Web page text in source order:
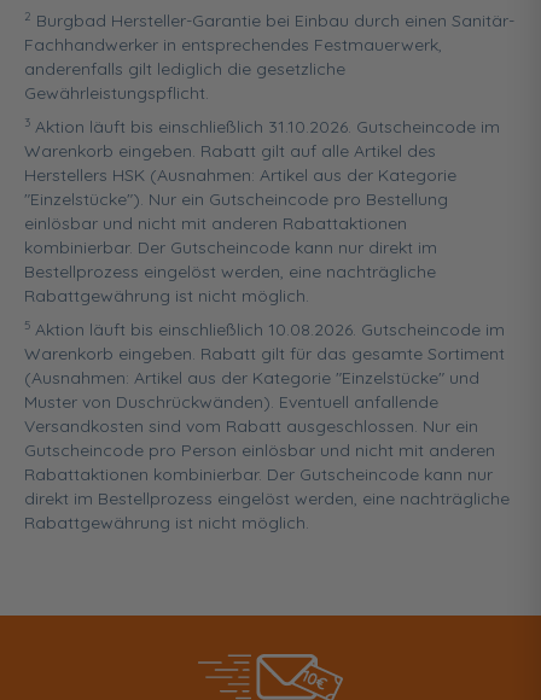
2 Burgbad Hersteller-Garantie bei Einbau durch einen Sanitär-
Fachhandwerker in entsprechendes Festmauerwerk,
anderenfalls gilt lediglich die gesetzliche
Gewährleistungspflicht.
3 Aktion läuft bis einschließlich 31.10.2026. Gutscheincode im
Warenkorb eingeben. Rabatt gilt auf alle Artikel des
Herstellers HSK (Ausnahmen: Artikel aus der Kategorie
"Einzelstücke"). Nur ein Gutscheincode pro Bestellung
einlösbar und nicht mit anderen Rabattaktionen
kombinierbar. Der Gutscheincode kann nur direkt im
Bestellprozess eingelöst werden, eine nachträgliche
Rabattgewährung ist nicht möglich.
5 Aktion läuft bis einschließlich 10.08.2026. Gutscheincode im
Warenkorb eingeben. Rabatt gilt für das gesamte Sortiment
(Ausnahmen: Artikel aus der Kategorie "Einzelstücke" und
Muster von Duschrückwänden). Eventuell anfallende
Versandkosten sind vom Rabatt ausgeschlossen. Nur ein
Gutscheincode pro Person einlösbar und nicht mit anderen
Rabattaktionen kombinierbar. Der Gutscheincode kann nur
direkt im Bestellprozess eingelöst werden, eine nachträgliche
Rabattgewährung ist nicht möglich.